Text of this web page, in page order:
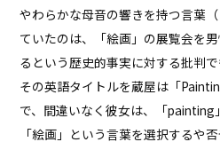
やわらかな母音の響きを持つ言葉
ていたのは、「絵画」の展覧会を
るという歴史的事実に対する批判で
その英語タイトルを蔵屋は「
で、間違いなく彼女は、「painting
「絵画」という言葉を選択するや